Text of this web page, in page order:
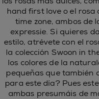
hand first love o el rosa
time zone, ambos de
expressie. Si quieres
estilo, atrévete con el
la colección Swoon in
los colores de la
pequeñas que también
para este día? Pues
ambas presumáis de